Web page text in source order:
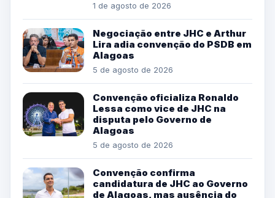
1 de agosto de 2026
Negociação entre JHC e Arthur
Lira adia convenção do PSDB em
Alagoas
5 de agosto de 2026
Convenção oficializa Ronaldo
Lessa como vice de JHC na
disputa pelo Governo de
Alagoas
5 de agosto de 2026
Convenção confirma
candidatura de JHC ao Governo
de Alagoas, mas ausência do